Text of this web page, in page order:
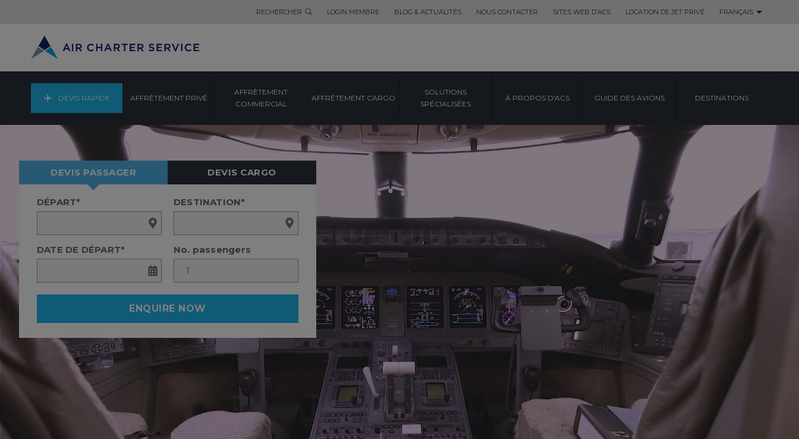
RECHERCHER LOGIN MEMBRE BLOG & ACTUALITÉS NOUS CONTACTER SITES WEB D’ACS LOCATION DE JET PRIVÉ FRANÇAIS
DEVIS RAPIDE AFFRÈTEMENT PRIVÉ
AFFRÈTEMENT
COMMERCIAL
AFFRÈTEMENT CARGO
SOLUTIONS
SPÉCIALISÉES
À PROPOS D'ACS GUIDE DES AVIONS DESTINATIONS
DEVIS PASSAGER DEVIS CARGO
DÉPART* DESTINATION*
DATE DE DÉPART* No. passengers
ENQUIRE NOW